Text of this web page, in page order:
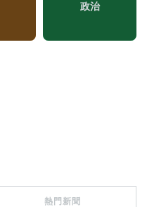
政治
熱門新聞